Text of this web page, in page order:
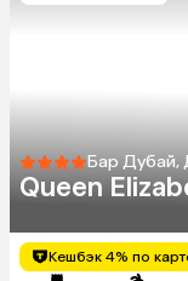
Бар Дубай,
Queen
Кешбэк 4% по